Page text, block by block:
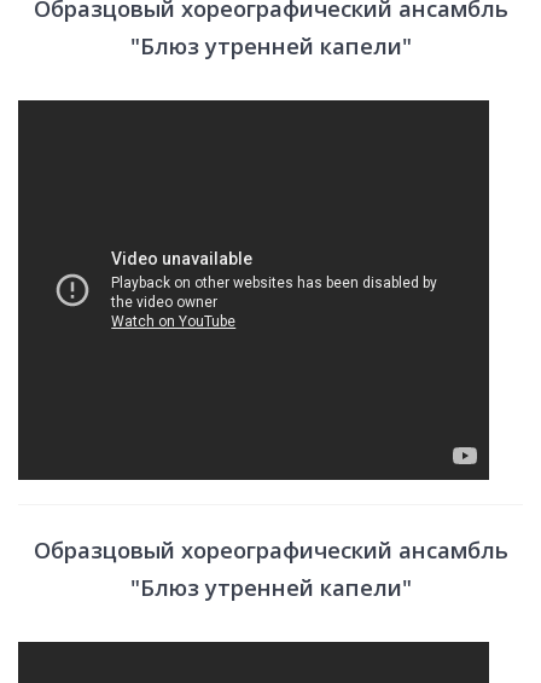
Образцовый хореографический ансамбль
"Блюз утренней капели"
Образцовый хореографический ансамбль
"Блюз утренней капели"